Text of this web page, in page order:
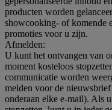
producten worden
showcooking- of komende
promoties voor u zijn.
Afmelden:
U kunt het ontvangen van
moment kosteloos
communicatie worden
melden voor de
onderaan elke e-mail). Als